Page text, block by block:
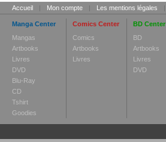
Accueil | Mon compte | Les mentions légales |
Manga Center
Mangas
Artbooks
Livres
DVD
Blu-Ray
CD
Tshirt
Goodies
Comics Center
Comics
Artbooks
Livres
BD Center
BD
Artbooks
Livres
DVD